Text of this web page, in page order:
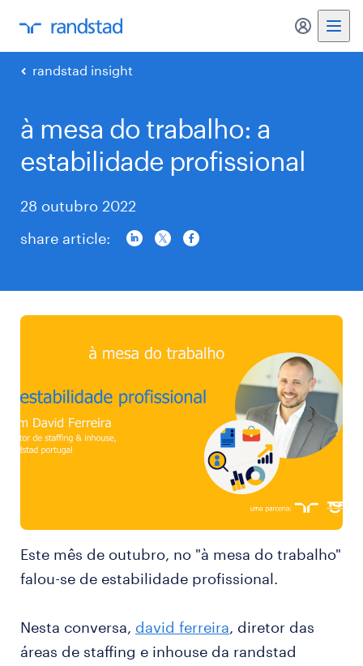
my
randstad insight
à mesa do trabalho: a
estabilidade profissional
28 outubro 2022
share article:
Este mês de outubro, no "à mesa do trabalho"
falou-se de estabilidade profissional.
Nesta conversa, david ferreira, diretor das
áreas de staffing e inhouse da randstad